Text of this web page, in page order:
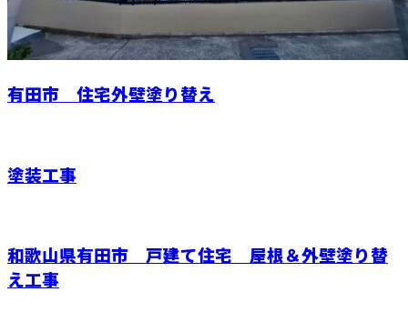
有田市 住宅外壁塗り替え
塗装工事
和歌山県有田市 戸建て住宅 屋根＆外壁塗り替
え工事